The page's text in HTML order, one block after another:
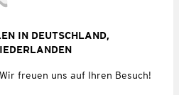
IN DEUTSCHLAND,
freuen uns auf Ihren Besuch!